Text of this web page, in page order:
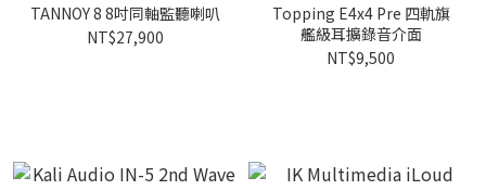
TANNOY 8 8吋同軸監聽喇叭
NT$27,900
Topping E4x4 Pre 四軌旗
艦級耳擴錄音介面
NT$9,500